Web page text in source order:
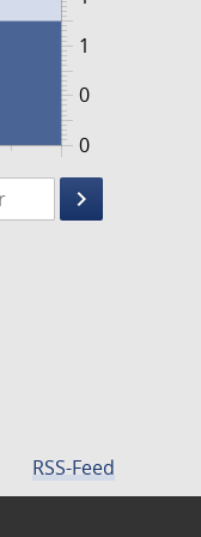
0
0
1
1770
keyboard_arrow_right
Suche
RSS-Feed